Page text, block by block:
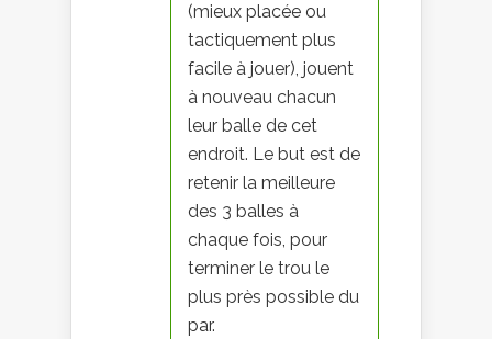
(mieux placée ou
tactiquement plus
facile à jouer), jouent
à nouveau chacun
leur balle de cet
endroit. Le but est de
retenir la meilleure
des 3 balles à
chaque fois, pour
terminer le trou le
plus près possible du
par.